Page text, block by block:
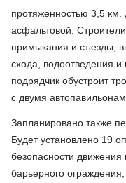
протяженностью 3,5 км.
асфальтовой.
примыкания и съезды,
схода, водоотведения и
подрядчик обустроит
с двумя
Запланировано также
Будет установлено 19
безопасности движения
барьерного